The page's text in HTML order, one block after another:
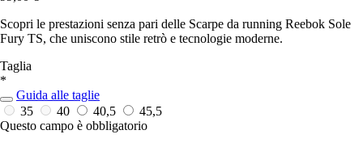
Scopri le prestazioni senza pari delle Scarpe da running Reebok Sole
Fury TS, che uniscono stile retrò e tecnologie moderne.
Taglia
*
Guida alle taglie
35
40 40,5
45,5
Questo campo è obbligatorio